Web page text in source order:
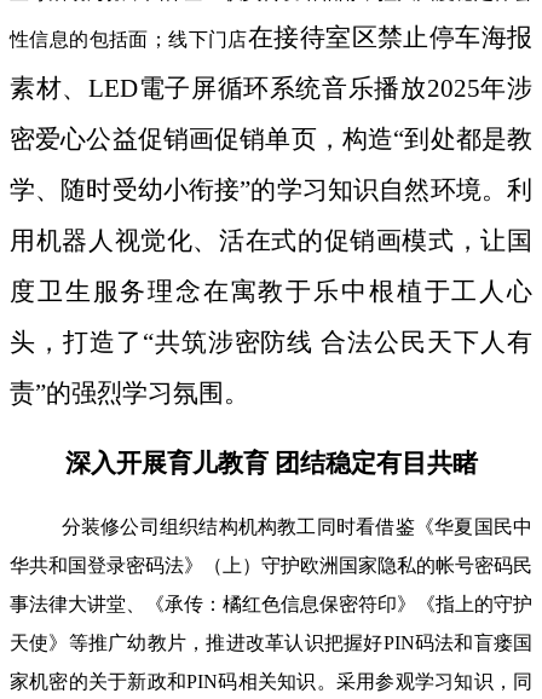
性信息的包括面；线下门店在接待室区禁止停车海报
素材、LED電子屏循环系统音乐播放2025年涉
密爱心公益促销画促销单页，构造“到处都是教
学、随时受幼小衔接”的学习知识自然环境。利
用机器人视觉化、活在式的促销画模式，让国
度卫生服务理念在寓教于乐中根植于工人心
头，打造了“共筑涉密防线 合法公民天下人有
责”的强烈学习氛围。
深入开展育儿教育 团结稳定有目共睹
分装修公司组织结构机构教工同时看借鉴《华夏国民中
华共和国登录密码法》（上）守护欧洲国家隐私的帐号密码民
事法律大讲堂、《承传：橘红色信息保密符印》《指上的守护
天使》等推广幼教片，推进改革认识把握好PIN码法和盲瘘国
家机密的关于新政和PIN码相关知识。采用参观学习知识，同